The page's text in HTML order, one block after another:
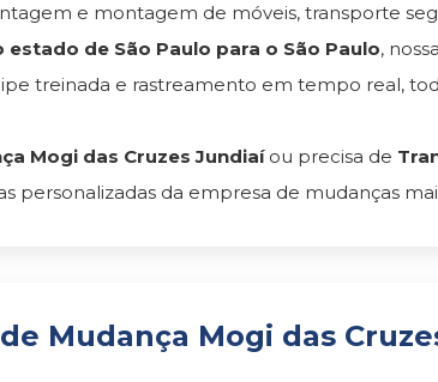
e montagem de móveis, transporte
estado de São Paulo para o São Paulo,
treinada e rastreamento em tempo real,
Mogi das Cruzes Jundiaíou precisa de
personalizadas da empresa de mudanças
Mudança Mogi das